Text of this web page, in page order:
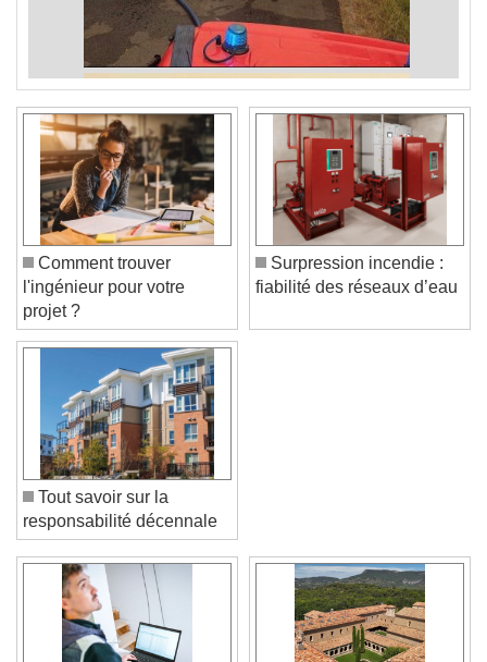
Comment trouver
l'ingénieur pour votre
projet ?
Surpression incendie :
Tout savoir sur la
responsabilité décennale